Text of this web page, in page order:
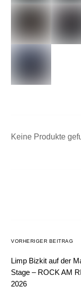
Keine Produkte
VORHERIGER BEITRAG
Limp Bizkit auf der
Stage – ROCK AM
2026